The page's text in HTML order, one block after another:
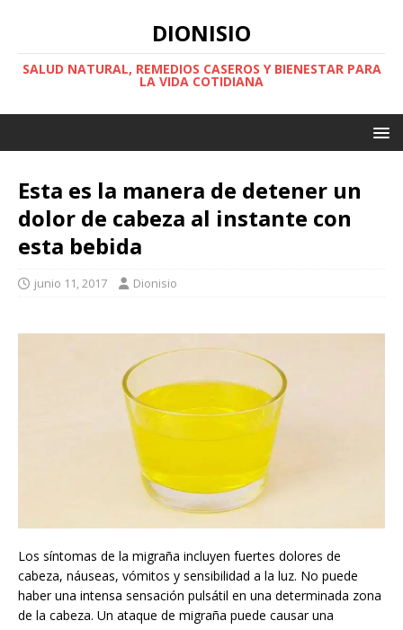
DIONISIO
SALUD NATURAL, REMEDIOS CASEROS Y BIENESTAR PARA
LA VIDA COTIDIANA
Esta es la manera de detener un
dolor de cabeza al instante con
esta bebida
junio 11, 2017 Dionisio
Los síntomas de la migraña incluyen fuertes dolores de
cabeza, náuseas, vómitos y sensibilidad a la luz. No puede
haber una intensa sensación pulsátil en una determinada zona
de la cabeza. Un ataque de migraña puede causar una